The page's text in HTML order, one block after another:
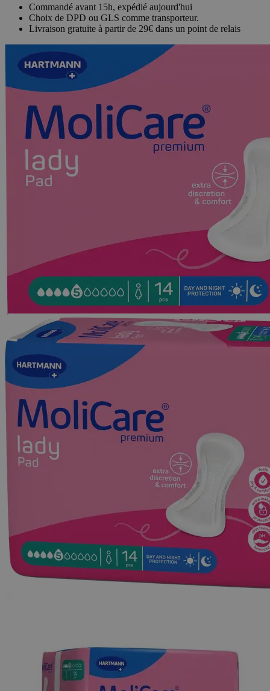
Commandé avant 15h, expédié aujourd'hui
Choix de DPD ou GLS comme transporteur.
Livraison gratuite à partir de 29€ dans un point de relais